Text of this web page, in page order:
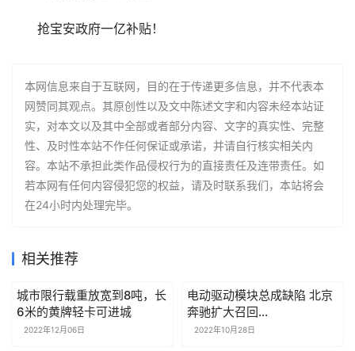
抢宝安政府一亿补贴！
本网信息来自于互联网，目的在于传递更多信息，并不代表本
网赞同其观点。其原创性以及文中陈述文字和内容未经本站证
实，对本文以及其中全部或者部分内容、文字的真实性、完整
性、及时性本站不作任何保证或承诺，并请自行核实相关内
容。本站不承担此类作品侵权行为的直接责任及连带责任。如
若本网有任何内容侵犯您的权益，请及时联系我们，本站将会
在24小时内处理完毕。
相关推荐
城市限行载重放宽到8吨，长
6米的黄牌轻卡可进城
2022年12月06日
电动驱动模块总成缺陷 北京
奔驰扩大召回
EQA/EQB/EQC
2022年10月28日